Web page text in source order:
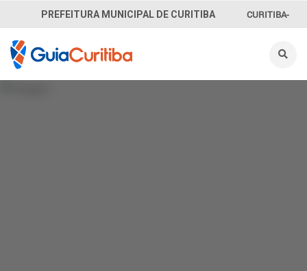
PREFEITURA MUNICIPAL DE CURITIBA CURITIBA-